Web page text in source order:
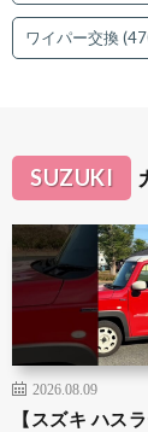
ワイパー交換
SUZUKI
2026.08.09
【スズキ ハス